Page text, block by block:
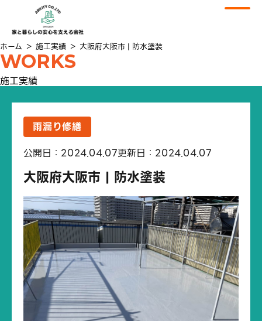
ホーム ＞ 施工実績 ＞ 大阪府大阪市 | 防水塗装
WORKS
施工実績
雨漏り修繕
公開日：2024.04.07更新日：2024.04.07
大阪府大阪市 | 防水塗装